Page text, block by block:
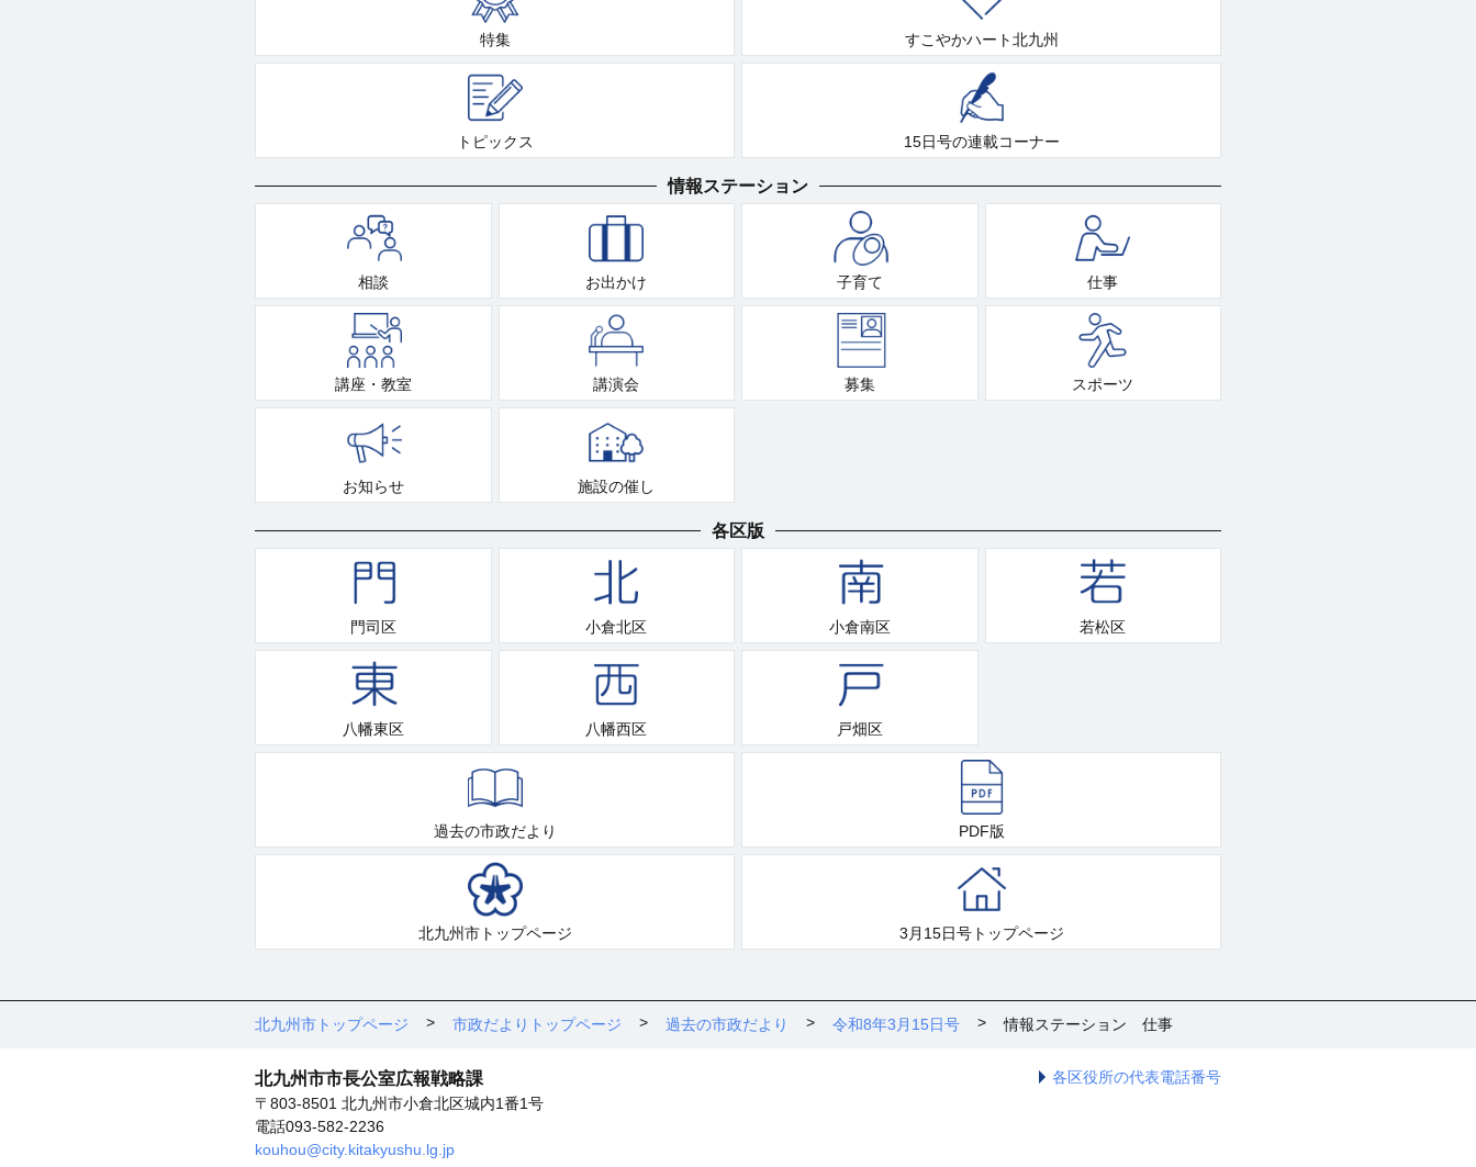
特集 すこやかハート北九州
トピックス 15日号の連載コーナー
情報ステーション
相談 お出かけ 子育て 仕事
講座・教室 講演会 募集 スポーツ
お知らせ 施設の催し
各区版
門司区 小倉北区 小倉南区 若松区
八幡東区 八幡西区 戸畑区
過去の市政だより PDF版
北九州市トップページ 3月15日号トップページ
北九州市トップページ 市政だよりトップページ 過去の市政だより 令和8年3月15日号 情報ステーション 仕事
各区役所の代表電話番号
北九州市市長公室広報戦略課
〒803-8501 北九州市小倉北区城内1番1号
電話093-582-2236
kouhou@city.kitakyushu.lg.jp